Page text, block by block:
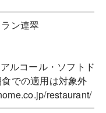
ン連翠
ルコール・ソフトド
での適用は対象外
restaurant/